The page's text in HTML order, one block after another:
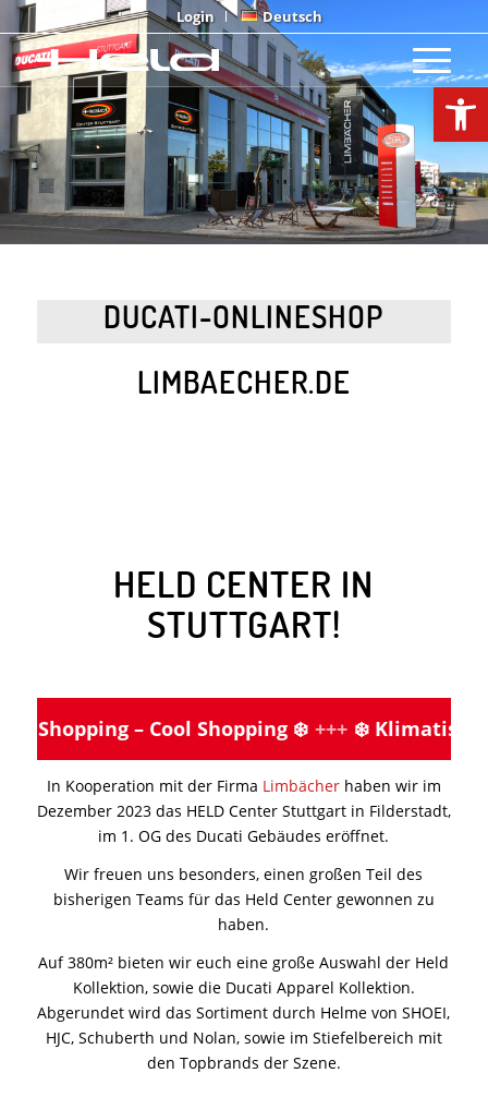
Login Deutsch
DUCATI-ONLINESHOP
LIMBAECHER.DE
HELD CENTER IN
STUTTGART!
Shopping – Cool Shopping ❄️ +++ ❄️
In Kooperation mit der Firma Limbächerhaben wir im
Dezember 2023 das HELD Center Stuttgart in Filderstadt,
im 1. OG des Ducati Gebäudes eröffnet.
Wir freuen uns besonders, einen großen Teil des
bisherigen Teams für das Held Center gewonnen zu
haben.
Auf 380m² bieten wir euch eine große Auswahl der Held
Kollektion, sowie die Ducati Apparel Kollektion.
Abgerundet wird das Sortiment durch Helme von SHOEI,
HJC, Schuberth und Nolan, sowie im Stiefelbereich mit
den Topbrands der Szene.